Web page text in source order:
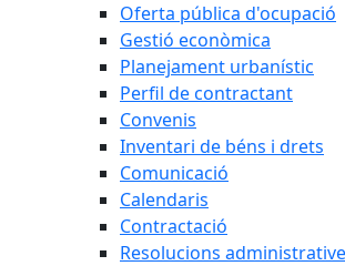
Oferta pública d'ocupació
Gestió econòmica
Planejament urbanístic
Perfil de contractant
Convenis
Inventari de béns i drets
Comunicació
Calendaris
Contractació
Resolucions